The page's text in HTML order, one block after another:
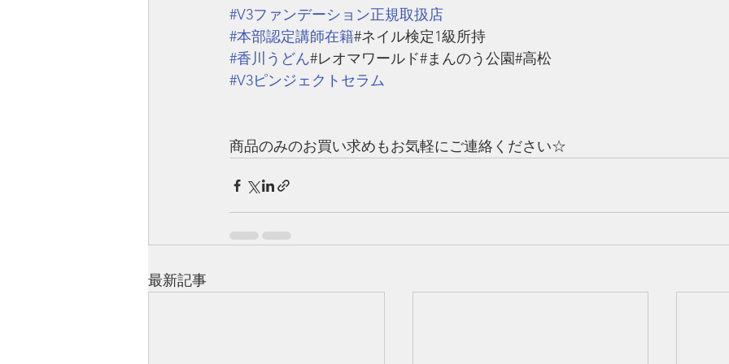
#V3ファンデーション正規取扱店
#本部認定講師在籍#ネイル検定1級所持
#香川うどん#レオマワールド#まんのう公園#高松
#V3ピンジェクトセラム
商品のみのお買い求めもお気軽にご連絡ください☆
最新記事